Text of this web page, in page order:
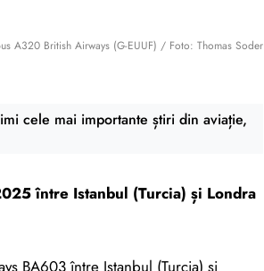
A320 British Airways (G-EUUF) / Foto: Thomas Soder
cele mai importante știri din aviație,
între Istanbul (Turcia) și Londra
BA603 între Istanbul (Turcia) și